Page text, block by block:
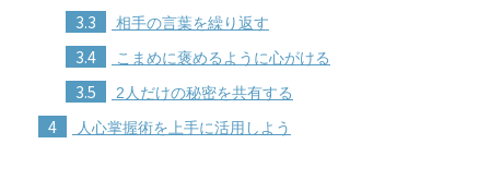
3.3 相手の言葉を繰り返す
3.4 こまめに褒めるように心がける
3.5 2人だけの秘密を共有する
4 人心掌握術を上手に活用しよう